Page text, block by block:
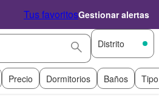
Tus favoritosGestionar alertas
Distrito
Precio Dormitorios Baños